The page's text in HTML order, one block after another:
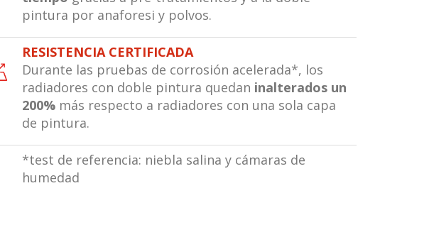
pintura por anaforesi y polvos.
RESISTENCIA CERTIFICADA
Durante las pruebas de corrosión acelerada*, los
radiadores con doble pintura quedan inalterados un
200% más respecto a radiadores con una sola capa
de pintura.
*test de referencia: niebla salina y cámaras de
humedad